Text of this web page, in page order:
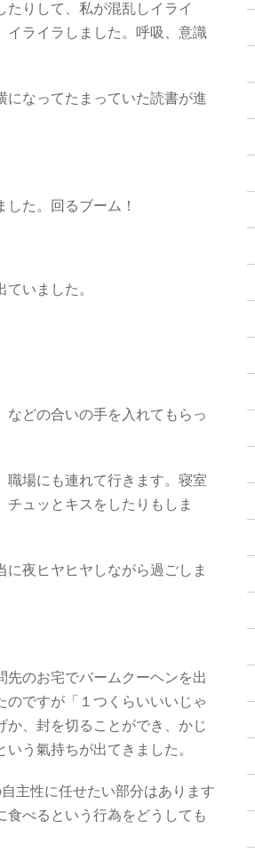
たりして、私が混乱しイライ
イライラしました。呼吸、意識
になってたまっていた読書が進
た。回るブーム！
いました。
などの合いの手を入れてもらっ
職場にも連れて行きます。寝室
ュッとキスをしたりもしま
夜ヒヤヒヤしながら過ごしま
のお宅でバームクーヘンを出
のですが「１つくらいいいじゃ
か、封を切ることができ、かじ
う氣持ちが出てきました。
主性に任せたい部分はあります
食べるという行為をどうしても